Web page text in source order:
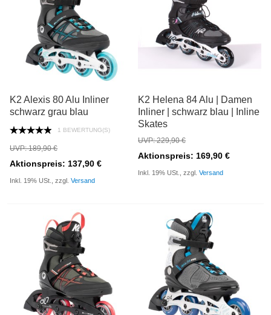
K2 Alexis 80 Alu Inliner
schwarz grau blau
1 BEWERTUNG(S)
UVP: 189,90 €
Aktionspreis: 137,90 €
Inkl. 19% USt., zzgl.Versand
K2 Helena 84 Alu | Damen
Inliner | schwarz blau | Inline
Skates
UVP: 229,90 €
Aktionspreis: 169,90 €
Inkl. 19% USt., zzgl.Versand